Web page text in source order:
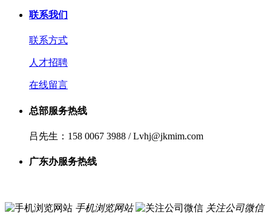
联系我们
联系方式
人才招聘
在线留言
总部服务热线
吕先生：158 0067 3988 / Lvhj@jkmim.com
广东办服务热线
手机浏览网站 关注公司微信